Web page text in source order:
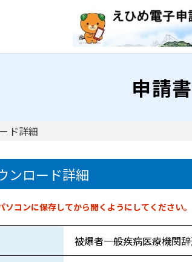
申請
ド詳細
ンロード詳細
コンに保存してから開くようにしてください。
被爆者一般疾病医療機関